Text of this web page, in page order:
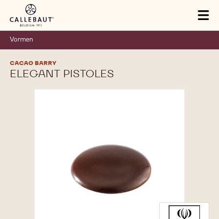
Skip to main content
Vormen
CACAO BARRY
ELEGANT PISTOLES